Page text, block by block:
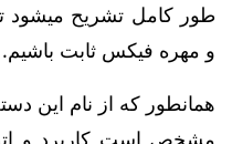
طور کامل تشریح میشود
و مهره فیکس ثابت باشیم.
همانطور که از نام این
مشخص است کاربرد و